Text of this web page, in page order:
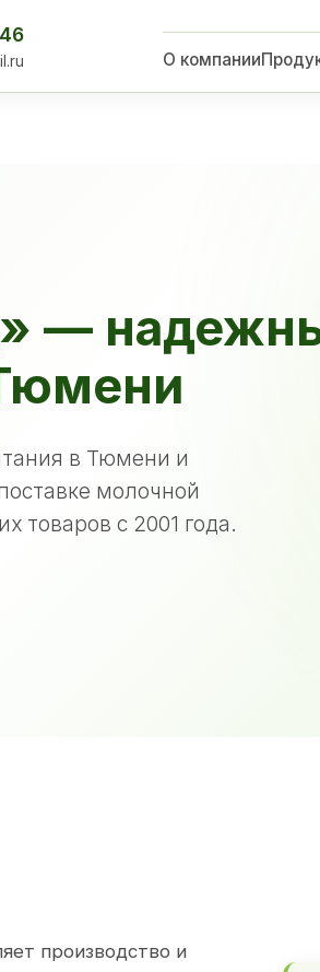
О компании
—
в Тюмени и
молочной
товаров с 2001 года.
производство и